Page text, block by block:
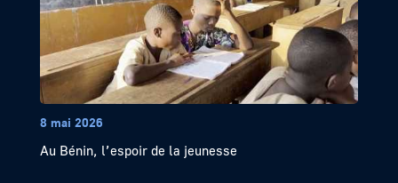
8 mai 2026
Au Bénin, l’espoir de la jeunesse